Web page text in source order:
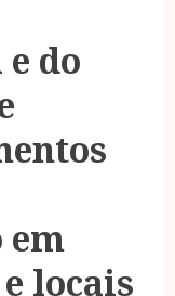
do
em
locais